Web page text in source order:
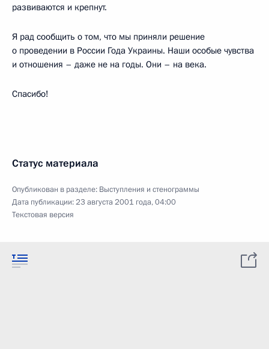
развиваются и крепнут.
Я рад сообщить о том, что мы приняли решение
о проведении в России Года Украины. Наши особые чувства
и отношения – даже не на годы. Они – на века.
Спасибо!
Статус материала
Опубликован в разделе: Выступления и стенограммы
Дата публикации:23 августа 2001 года, 04:00
Текстовая версия